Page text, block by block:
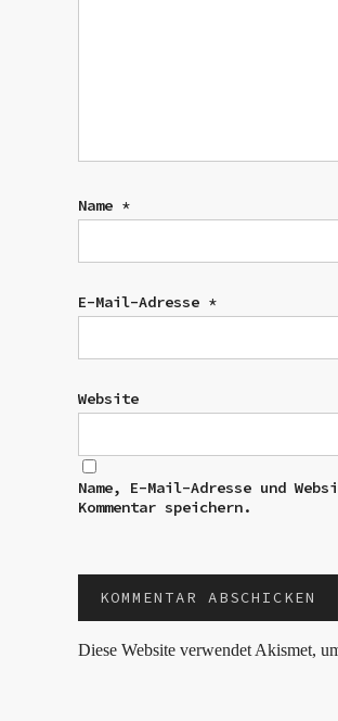
Name *
E-Mail-Adresse *
Website
Name, E-Mail-Adresse und
Kommentar speichern.
Diese Website verwendet Akismet,